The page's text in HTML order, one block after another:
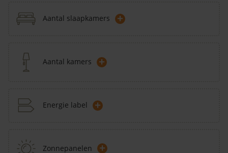
Aantal slaapkamers +
Aantal kamers +
Energie label +
Zonnepanelen +